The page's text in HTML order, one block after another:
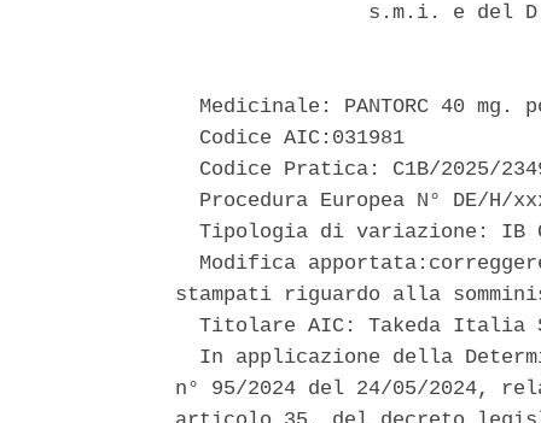
s.m.i. e del
Medicinale: PANTORC 40 mg.
  Codice AIC:031981
Codice Pratica: C1B/2025/
Procedura Europea N° DE/H/
Tipologia di variazione: IB
Modifica
stampati riguardo alla
Titolare AIC: Takeda Italia
In applicazione della
n° 95/2024 del 24/05/2024,